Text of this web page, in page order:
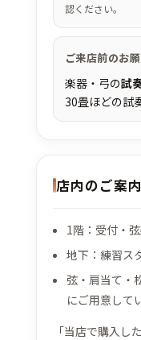
認ください。
ご来店前のお
楽器・弓の試
30畳ほどの試
店内のご案内
1階：受付・
地下：練習ス
弦・肩当て・
にご用意して
「当店で購入し